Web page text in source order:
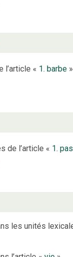
l’article « 1. barbe »
de l’article « 1. pas
les unités